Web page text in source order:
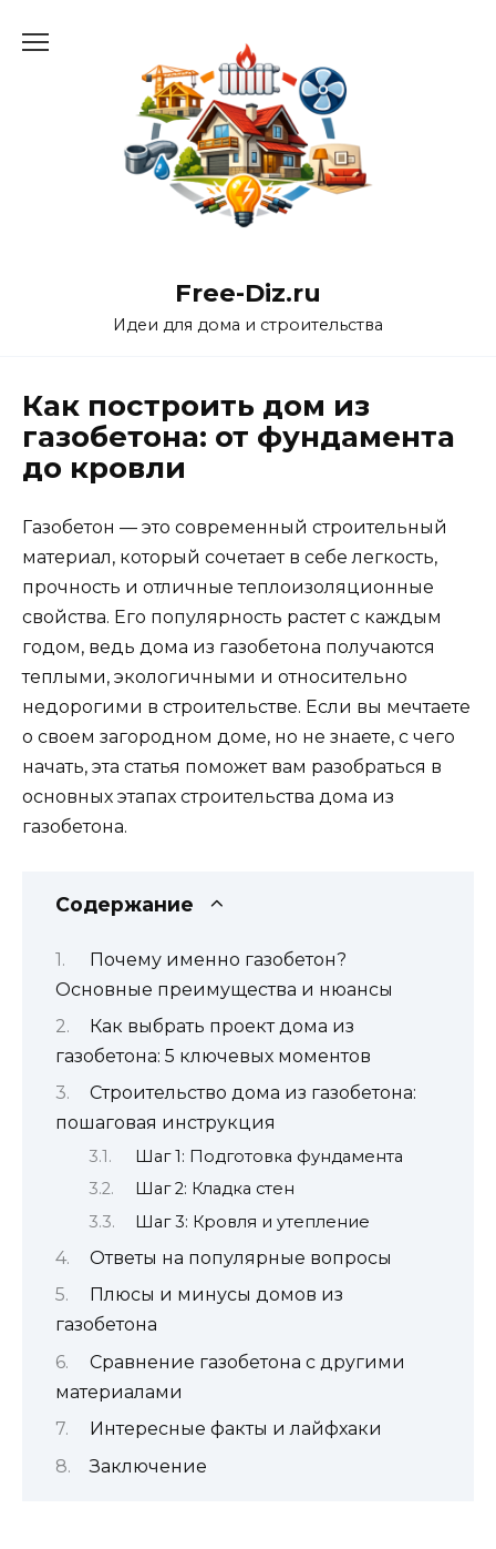
Free-Diz.ru
Идеи для дома и строительства
Как построить дом из
газобетона: от фундамента
до кровли
Газобетон — это современный строительный
материал, который сочетает в себе легкость,
прочность и отличные теплоизоляционные
свойства. Его популярность растет с каждым
годом, ведь дома из газобетона получаются
теплыми, экологичными и относительно
недорогими в строительстве. Если вы мечтаете
о своем загородном доме, но не знаете, с чего
начать, эта статья поможет вам разобраться в
основных этапах строительства дома из
газобетона.
Содержание
Почему именно газобетон?
Основные преимущества и нюансы
Как выбрать проект дома из
газобетона: 5 ключевых моментов
Строительство дома из газобетона:
пошаговая инструкция
Шаг 1: Подготовка фундамента
Шаг 2: Кладка стен
Шаг 3: Кровля и утепление
Ответы на популярные вопросы
Плюсы и минусы домов из
газобетона
Сравнение газобетона с другими
материалами
Интересные факты и лайфхаки
Заключение